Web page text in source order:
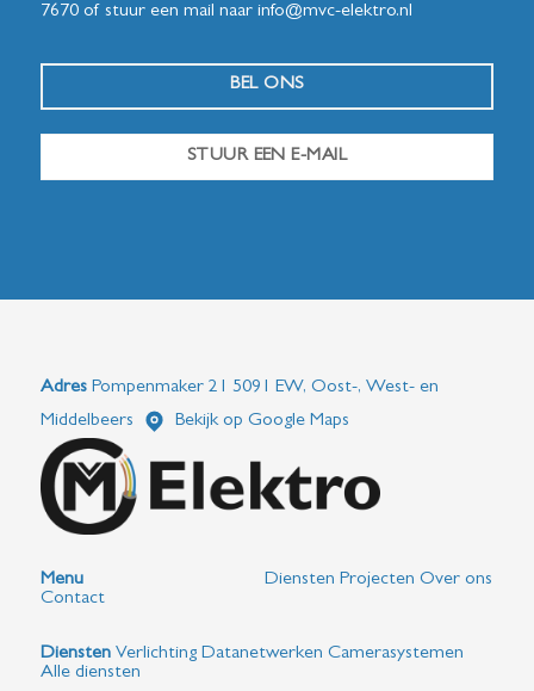
7670of stuur een mail naar info@mvc-elektro.nl
BEL ONS
STUUR EEN E-MAIL
AdresPompenmaker 21 5091 EW, Oost-, West- en
Middelbeers
Bekijk op Google Maps
Menu Diensten Projecten Over ons
Contact
Diensten Verlichting Datanetwerken Camerasystemen
Alle diensten